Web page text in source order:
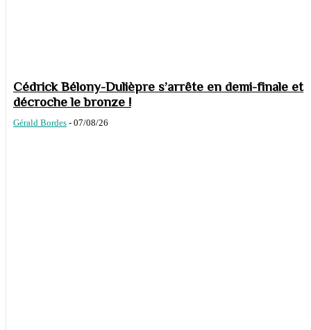
Cédrick Bélony-Dulièpre s’arrête en demi-finale et
décroche le bronze !
Gérald Bordes - 07/08/26